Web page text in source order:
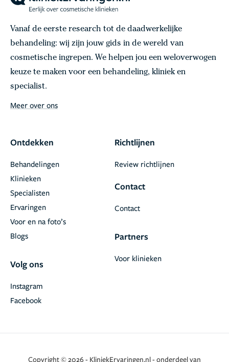
Vanaf de eerste research tot de daadwerkelijke
behandeling: wij zijn jouw gids in de wereld van
cosmetische ingrepen. We helpen jou een weloverwogen
keuze te maken voor een behandeling, kliniek en
specialist.
Meer over ons
Ontdekken
Behandelingen
Klinieken
Specialisten
Ervaringen
Voor en na foto’s
Blogs
Volg ons
Facebook
Instagram
Richtlijnen
Review richtlijnen
Contact
Contact
Partners
Voor klinieken
Copyright © 2026 - KliniekErvaringen.nl - onderdeel van